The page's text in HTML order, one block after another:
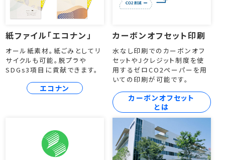
紙ファイル「エコナン」
オール紙素材。紙ごみとしてリ
サイクルも可能。脱プラや
SDGs3項目に貢献できます。
エコナン
カーボンオフセット印刷
水なし印刷でのカーボンオフ
セットやJクレジット制度を使
用するゼロCO2ペーパーを用
いての印刷が可能です。
カーボンオフセット
とは